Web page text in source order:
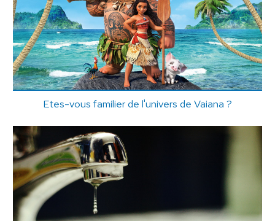
Etes-vous familier de l'univers de Vaiana ?